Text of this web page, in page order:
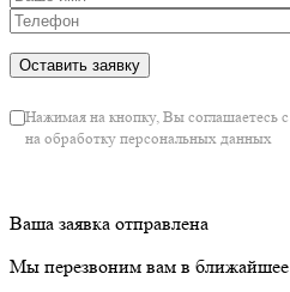
Нажимая на кнопку, Вы соглашаетесь
на обработку персональных данных
Ваша заявка отправлена
Мы перезвоним вам в ближайшее